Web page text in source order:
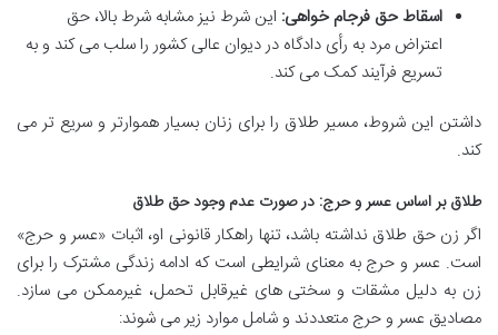
اسقاط حق فرجام خواهی: این شرط نیز مشابه شرط بالا، حق
اعتراض مرد به رأی دادگاه در دیوان عالی کشور را سلب می کند و به
تسریع فرآیند کمک می کند.
داشتن این شروط، مسیر طلاق را برای زنان بسیار هموارتر و سریع تر می
کند.
طلاق بر اساس عسر و حرج: در صورت عدم وجود حق طلاق
اگر زن حق طلاق نداشته باشد، تنها راهکار قانونی او، اثبات «عسر و حرج»
است. عسر و حرج به معنای شرایطی است که ادامه زندگی مشترک را برای
زن به دلیل مشقات و سختی های غیرقابل تحمل، غیرممکن می سازد.
مصادیق عسر و حرج متعددند و شامل موارد زیر می شوند: